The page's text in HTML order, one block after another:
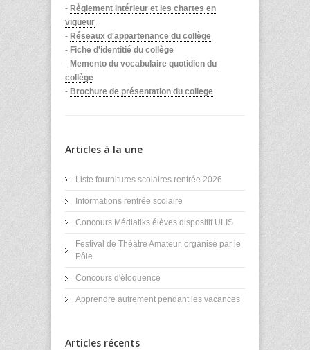
- Règlement intérieur et les chartes en
vigueur
- Réseaux d'appartenance du collège
- Fiche d'identitié du collège
- Memento du vocabulaire quotidien du
collège
- Brochure de présentation du college
Articles à la une
Liste fournitures scolaires rentrée 2026
Informations rentrée scolaire
Concours Médiatiks élèves dispositif ULIS
Festival de Théâtre Amateur, organisé par le
Pôle
Concours d'éloquence
Apprendre autrement pendant les vacances
Articles récents